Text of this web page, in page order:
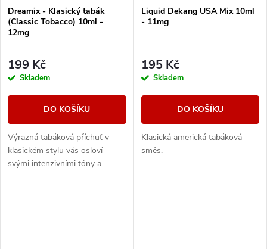
Dreamix - Klasický tabák
(Classic Tobacco) 10ml -
12mg
199 Kč
Skladem
DO KOŠÍKU
Výrazná tabáková příchuť v
klasickém stylu vás osloví
svými intenzivními tóny a
dřevitou dochutí.
Liquid Dekang USA Mix 10ml
- 11mg
195 Kč
Skladem
DO KOŠÍKU
Klasická americká tabáková
směs.